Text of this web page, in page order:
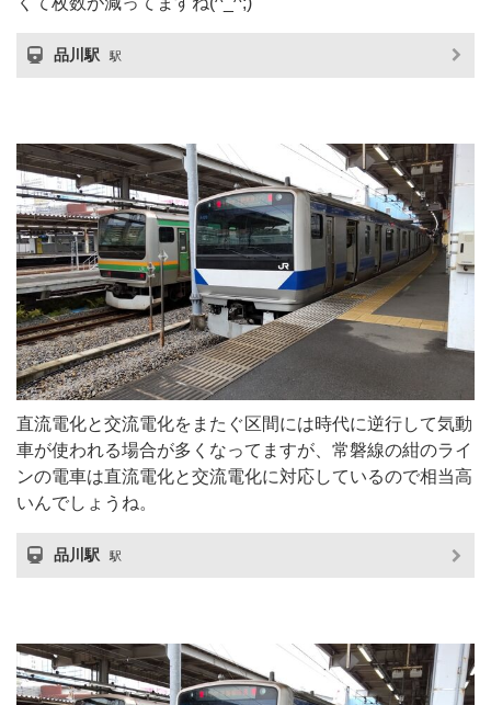
品川駅 駅
直流電化と交流電化をまたぐ区間には時代に逆行して気動
車が使われる場合が多くなってますが、常磐線の紺のライ
ンの電車は直流電化と交流電化に対応しているので相当高
いんでしょうね。
品川駅 駅